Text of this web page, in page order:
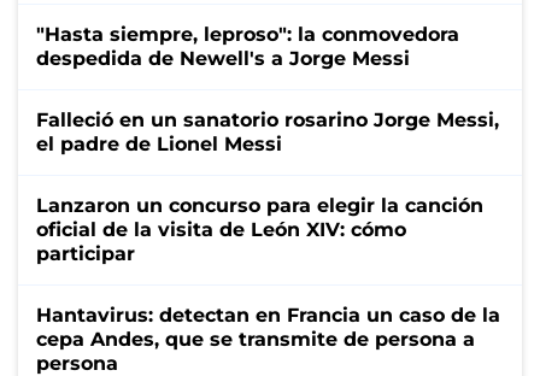
"Hasta siempre, leproso": la conmovedora
despedida de Newell's a Jorge Messi
Falleció en un sanatorio rosarino Jorge Messi,
el padre de Lionel Messi
Lanzaron un concurso para elegir la canción
oficial de la visita de León XIV: cómo
participar
Hantavirus: detectan en Francia un caso de la
cepa Andes, que se transmite de persona a
persona